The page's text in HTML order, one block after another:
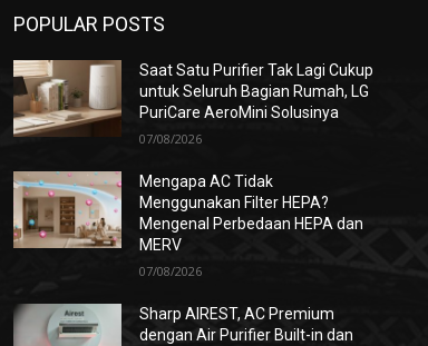
POPULAR POSTS
Saat Satu Purifier Tak Lagi Cukup
untuk Seluruh Bagian Rumah, LG
PuriCare AeroMini Solusinya
07/08/2026
Mengapa AC Tidak
Menggunakan Filter HEPA?
Mengenal Perbedaan HEPA dan
MERV
07/08/2026
Sharp AIREST, AC Premium
dengan Air Purifier Built-in dan